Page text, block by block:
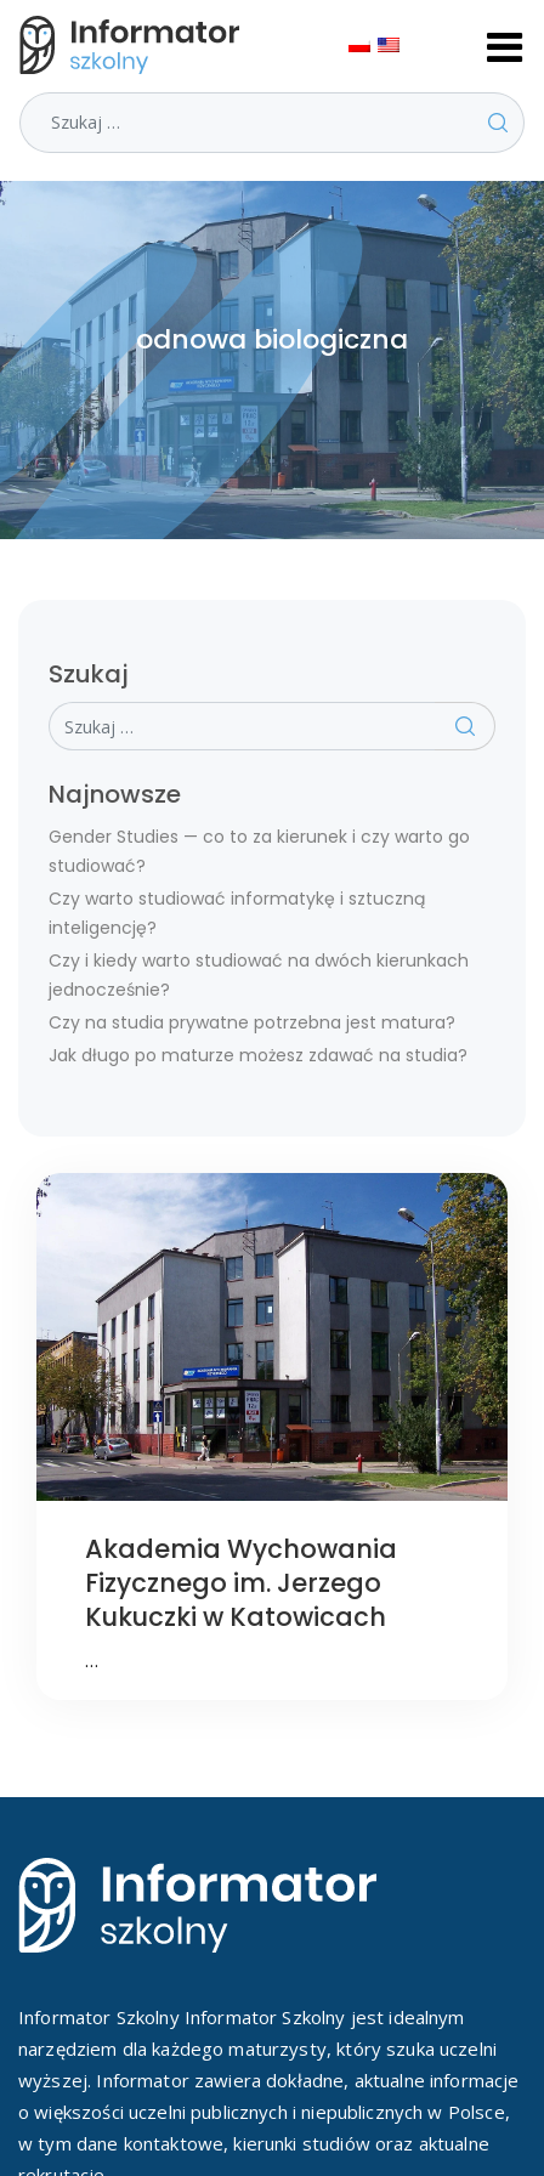
Szukaj
odnowa biologiczna
Szukaj
Szukaj
Najnowsze
Gender Studies — co to za kierunek i czy warto go
studiować?
Czy warto studiować informatykę i sztuczną
inteligencję?
Czy i kiedy warto studiować na dwóch kierunkach
jednocześnie?
Czy na studia prywatne potrzebna jest matura?
Jak długo po maturze możesz zdawać na studia?
Akademia Wychowania
Fizycznego im. Jerzego
Kukuczki w Katowicach
…
Informator Szkolny Informator Szkolny jest idealnym
narzędziem dla każdego maturzysty, który szuka uczelni
wyższej. Informator zawiera dokładne, aktualne informacje
o większości uczelni publicznych i niepublicznych w Polsce,
w tym dane kontaktowe, kierunki studiów oraz aktualne